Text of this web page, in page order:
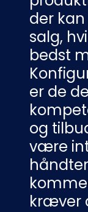
der
salg,
bedst
er de
og
være
kræver